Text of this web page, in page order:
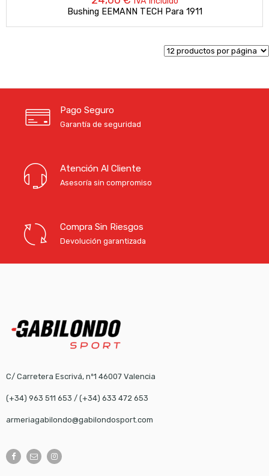
Bushing EEMANN TECH Para 1911
Pago Seguro
Garantía de seguridad
Atención Al Cliente
Asesoría sin compromiso
Compra Sin Riesgos
Devolución garantizada
C/ Carretera Escrivá, nº1 46007 Valencia
(+34) 963 511 653 / (+34) 633 472 653
armeriagabilondo@gabilondosport.com